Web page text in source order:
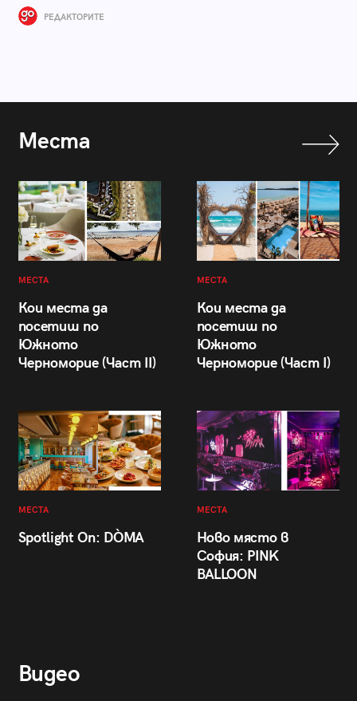
РЕДАКТОРИТЕ
Места
МЕСТА
Кои места да
посетиш по
Южното
Черноморие (Част II)
МЕСТА
Кои места да
посетиш по
Южното
Черноморие (Част I)
МЕСТА
Spotlight On: DÒMA
МЕСТА
Ново място в
София: PINK
BALLOON
Видео